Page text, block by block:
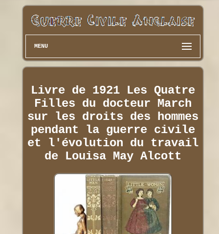
MENU
Livre de 1921 Les Quatre
Filles du docteur March
sur les droits des hommes
pendant la guerre civile
et l'évolution du travail
de Louisa May Alcott